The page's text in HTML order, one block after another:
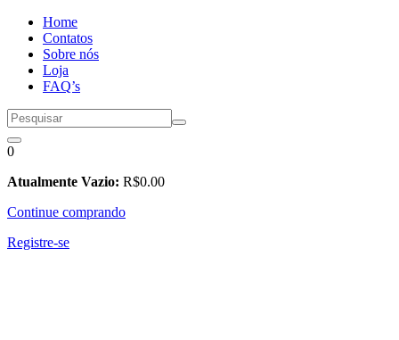
Home
Contatos
Sobre nós
Loja
FAQ’s
0
Atualmente Vazio: R$0.00
Continue comprando
Registre-se